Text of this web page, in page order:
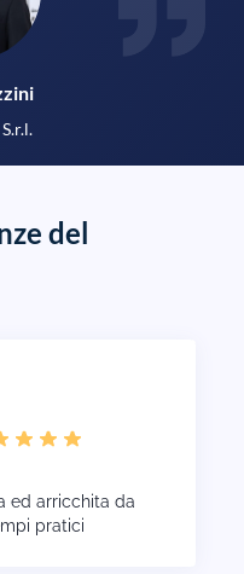
del
ed arricchita da
pratici